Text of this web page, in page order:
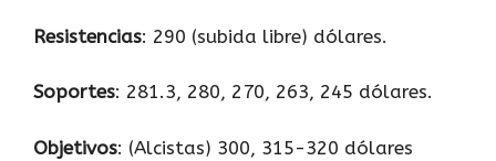
Resistencias: 290 (subida libre) dólares.
Soportes: 281.3, 280, 270, 263, 245 dólares.
Objetivos: (Alcistas) 300, 315-320 dólares